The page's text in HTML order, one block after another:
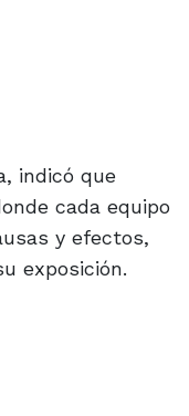
indicó que
cada equipo
y efectos,
exposición.